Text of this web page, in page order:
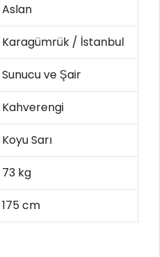
Aslan
Karagümrük / İstanbul
Sunucu ve Şair
Kahverengi
Koyu Sarı
73 kg
175 cm